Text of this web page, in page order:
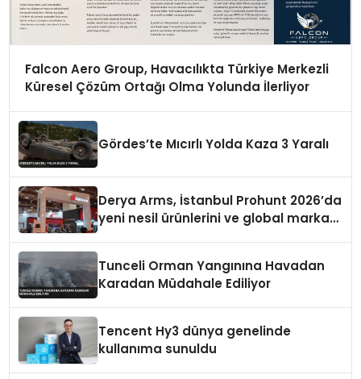
Falcon Aero Group, Havacılıkta Türkiye Merkezli
Küresel Çözüm Ortağı Olma Yolunda İlerliyor
Gördes’te Mıcırlı Yolda Kaza 3 Yaralı
Derya Arms, İstanbul Prohunt 2026’da
yeni nesil ürünlerini ve global marka
Tunceli Orman Yangınına Havadan
Karadan Müdahale Ediliyor
Tencent Hy3 dünya genelinde
kullanıma sunuldu